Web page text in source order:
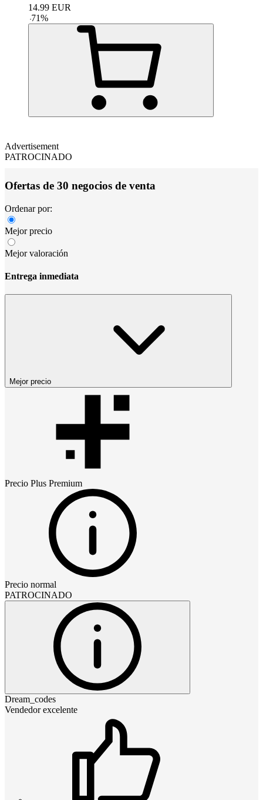
14.99 EUR
-71%
Advertisement
PATROCINADO
Ofertas de 30 negocios de venta
Ordenar por:
Mejor precio
Mejor valoración
Entrega inmediata
Mejor precio
Precio Plus Premium
Precio normal
PATROCINADO
Dream_codes
Vendedor excelente